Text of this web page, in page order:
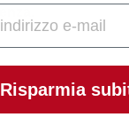
Risparmia